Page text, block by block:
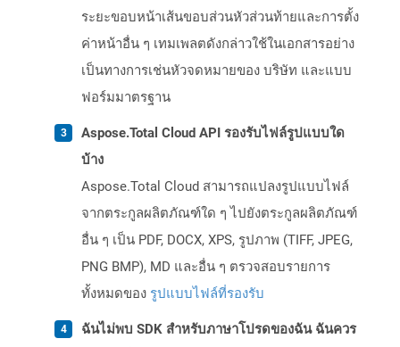
ระยะขอบหน้าเส้นขอบส่วนหัวส่วนท้ายและการตั้ง
ค่าหน้าอื่น ๆ เทมเพลตดังกล่าวใช้ในเอกสารอย่าง
เป็นทางการเช่นหัวจดหมายของ บริษัท และแบบ
ฟอร์มมาตรฐาน
Aspose.Total Cloud API รองรับไฟล์รูปแบบใด
บ้าง
Aspose.Total Cloud สามารถแปลงรูปแบบไฟล์
จากตระกูลผลิตภัณฑ์ใด ๆ ไปยังตระกูลผลิตภัณฑ์
อื่น ๆ เป็น PDF, DOCX, XPS, รูปภาพ (TIFF, JPEG,
PNG BMP), MD และอื่น ๆ ตรวจสอบรายการ
ทั้งหมดของ รูปแบบไฟล์ที่รองรับ
ฉันไม่พบ SDK สำหรับภาษาโปรดของฉัน ฉันควร